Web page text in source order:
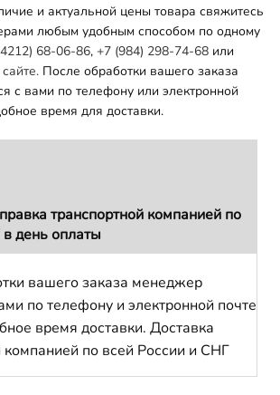
и актуальной цены товара свяжитесь
любым удобным способом по одному
68-06-86, +7 (984) 298-74-68 или
После обработки вашего заказа
с вами по телефону или электронной
время для доставки.
транспортной компанией по
день оплаты
вашего заказа менеджер
по телефону и электронной почте
время доставки. Доставка
компанией по всей России и СНГ